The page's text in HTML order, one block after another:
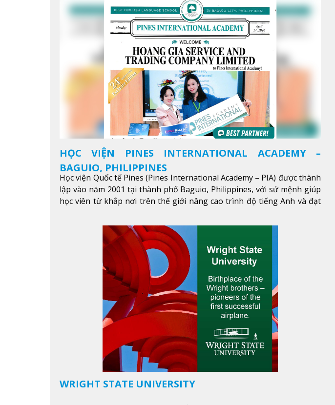
HỌC VIỆN PINES INTERNATIONAL ACADEMY –
BAGUIO, PHILIPPINES
Học viện Quốc tế Pines (Pines International Academy – PIA) được thành
lập vào năm 2001 tại thành phố Baguio, Philippines, với sứ mệnh giúp
học viên từ khắp nơi trên thế giới nâng cao trình độ tiếng Anh và đạt
WRIGHT STATE UNIVERSITY